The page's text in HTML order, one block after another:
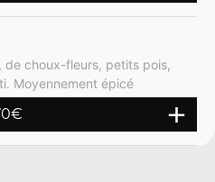
de choux-fleurs, petits pois,
Moyennement épicé
€